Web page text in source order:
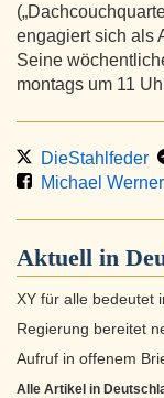
engagiert sich als
Seine
montags um 11
DieStahlfeder
Michael Werner
Aktuell in
XY für alle bedeutet
Regierung bereitet
Aufruf in offenem
Alle Artikel in